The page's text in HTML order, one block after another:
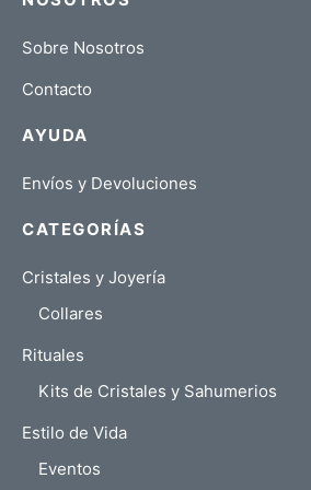
AYUDA
Envíos y Devoluciones
CATEGORÍAS
Cristales y Joyería
Collares
Rituales
Kits de Cristales y Sahumerios
Estilo de Vida
Eventos
Sobre Nosotros
Contacto